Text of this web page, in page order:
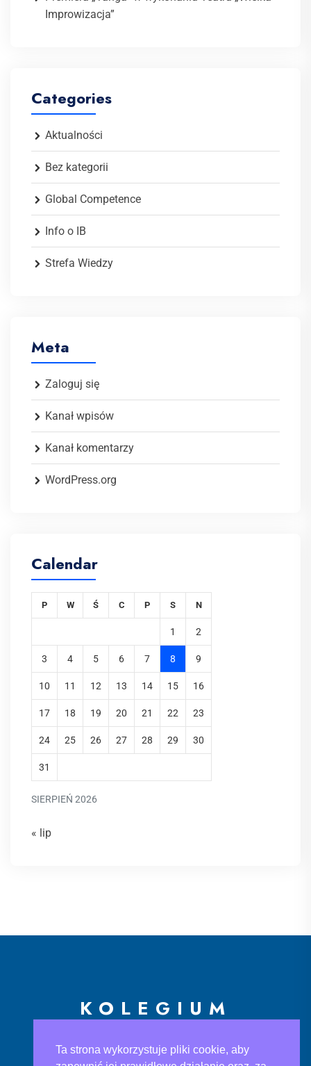
Improwizacja”
Categories
Aktualności
Bez kategorii
Global Competence
Info o IB
Strefa Wiedzy
Meta
Zaloguj się
Kanał wpisów
Kanał komentarzy
WordPress.org
Calendar
SIERPIEŃ 2026
P W Ś C P S N
1 2
3 4 5 6 7 8 9
10 11 12 13 14 15 16
17 18 19 20 21 22 23
24 25 26 27 28 29 30
31
« lip
KOLEGIUM
Ta strona wykorzystuje pliki cookie, aby